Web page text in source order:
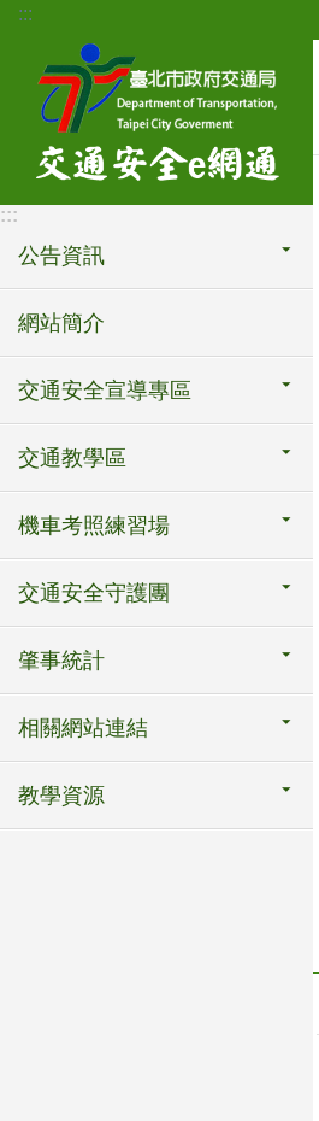
跳到主要內容區塊
:::
:::
公告資訊
網站簡介
交通安全宣導專區
交通教學區
機車考照練習場
交通安全守護團
肇事統計
相關網站連結
教學資源